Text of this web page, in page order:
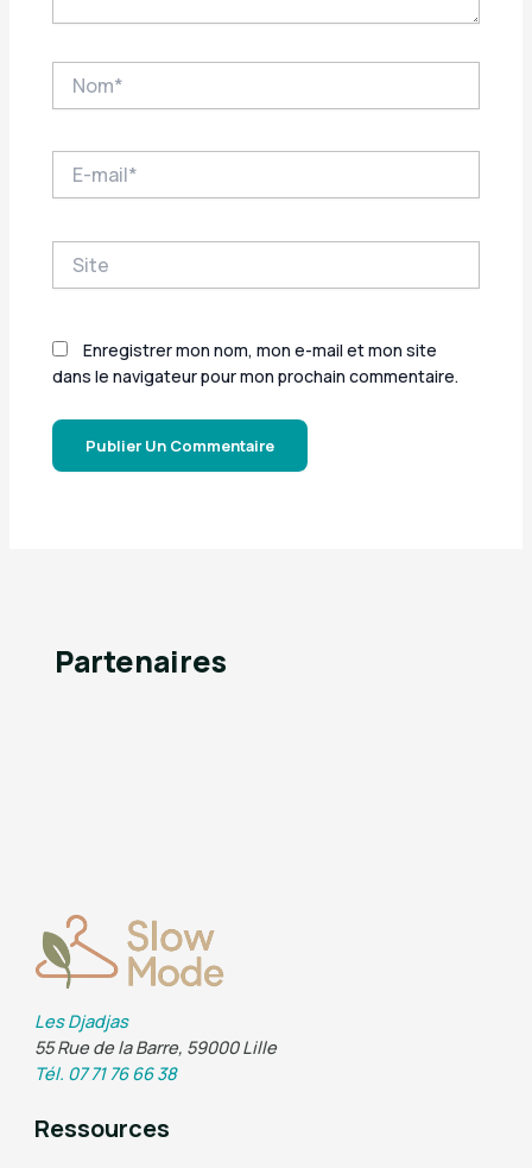
mail*
Enregistrer mon nom, mon e-mail et mon site
dans le navigateur pour mon prochain commentaire.
Partenaires
Les Djadjas
55 Rue de la Barre, 59000 Lille
Tél. 07 71 76 66 38
Ressources